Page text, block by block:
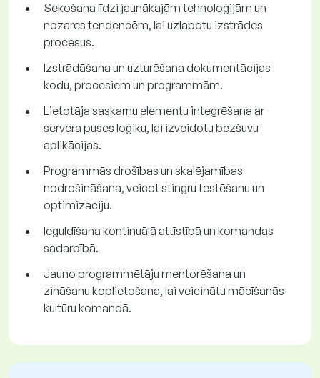
Sekošana līdzi jaunākajām tehnoloģijām un
nozares tendencēm, lai uzlabotu izstrādes
procesus.
Izstrādāšana un uzturēšana dokumentācijas
kodu, procesiem un programmām.
Lietotāja saskarņu elementu integrēšana ar
servera puses loģiku, lai izveidotu bezšuvu
aplikācijas.
Programmās drošības un skalējamības
nodrošināšana, veicot stingru testēšanu un
optimizāciju.
Ieguldīšana kontinuālā attīstībā un komandas
sadarbībā.
Jauno programmētāju mentorēšana un
zināšanu koplietošana, lai veicinātu mācīšanās
kultūru komandā.